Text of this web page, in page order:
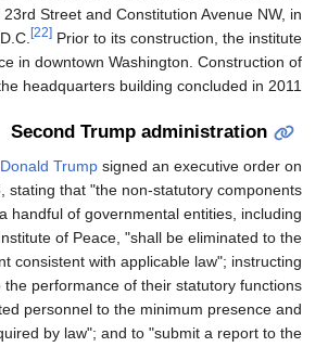
Mall at 23rd Street and Constitution
Washington, D.C.
Prior to its construction,
office space in downtown Washington.
the headquarters building
Second Trump
PresidentDonald Trumpsigned an
19, 2025, stating that "the non-statutory
of a handful of governmental entities,
the U.S. Institute of Peace, "shall be
extent consistent with applicable law";
to "reduce the performance of their statutory
and associated personnel to the minimum
function required by law"; and to "submit a